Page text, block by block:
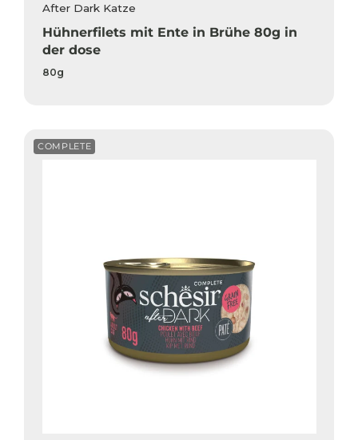
After Dark Katze
Hühnerfilets mit Ente in Brühe 80g in
der dose
80g
COMPLETE